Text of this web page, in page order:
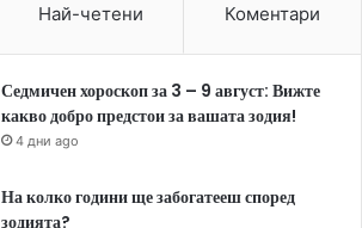
Най-четени Коментари
Седмичен хороскоп за 3 – 9 август: Вижте
какво добро предстои за вашата зодия!
4 дни ago
На колко години ще забогатееш според
зодията?